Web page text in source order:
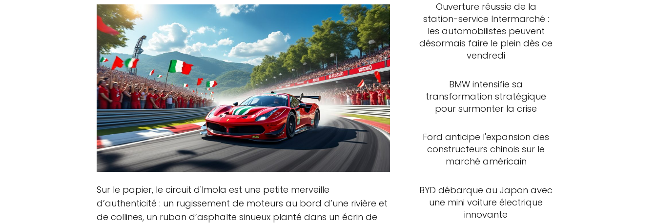
Sur le papier, le circuit d'Imola est une petite merveille
d’authenticité : un rugissement de moteurs au bord d’une rivière et
de collines, un ruban d’asphalte sinueux planté dans un écrin de
Ouverture réussie de la
station-service Intermarché :
les automobilistes peuvent
désormais faire le plein dès ce
vendredi
BMW intensifie sa
transformation stratégique
pour surmonter la crise
Ford anticipe l'expansion des
constructeurs chinois sur le
marché américain
BYD débarque au Japon avec
une mini voiture électrique
innovante